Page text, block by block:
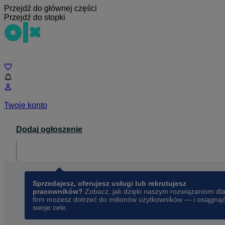
Przejdź do głównej części
Przejdź do stopki
Twoje konto
Dodaj ogłoszenie
Sprzedajesz, oferujesz usługi lub rekrutujesz
pracowników? Zobacz, jak dzięki naszym rozwiązaniom dla
firm możesz dotrzeć do milionów użytkowników — i osiągnąć
swoje cele.